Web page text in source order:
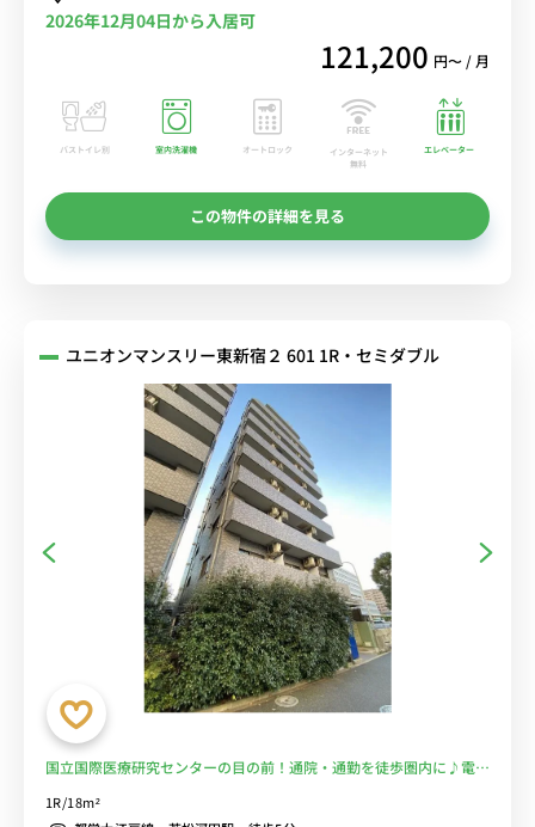
2026年12月04日から入居可
121,200 円〜 / 月
バストイレ別 室内洗濯機 オートロック
インターネット
無料
エレベーター
この物件の詳細を見る
ユニオンマンスリー東新宿２ 601 1R・セミダブル
国立国際医療研究センターの目の前！通院・通勤を徒歩圏内に♪電車
1R/18m²